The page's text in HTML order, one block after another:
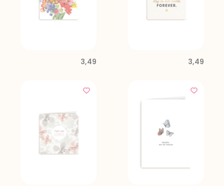
3,49 3,49